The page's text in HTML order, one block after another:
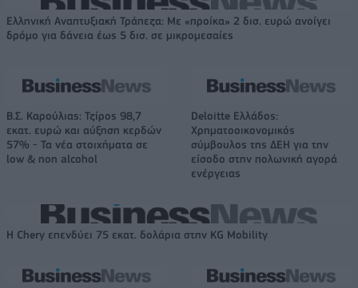
Ελληνική Αναπτυξιακή Τράπεζα: Με «προίκα» 2 δισ. ευρώ ανοίγει
δρόμο για δάνεια έως 5 δισ. σε μικρομεσαίες
Β.Σ. Καρούλιας: Τζίρος 98,7
εκατ. ευρώ και αύξηση κερδών
57% - Τα νέα στοιχήματα σε
low & non alcohol
Deloitte Ελλάδος:
Χρηματοοικονομικός
σύμβουλος της ΔΕΗ για την
είσοδο στην πολωνική αγορά
ενέργειας
Η Chery επενδύει 75 εκατ. δολάρια στην KG Mobility